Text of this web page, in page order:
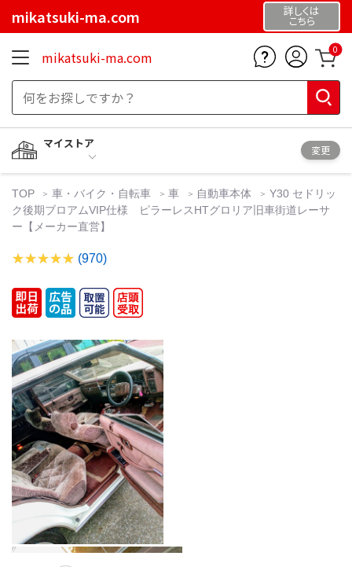
mikatsuki-ma.com 詳しくは
こちら
mikatsuki-ma.com 0
マイストア
変更
TOP 車・バイク・自転車 車 自動車本体
Y30 セドリッ
ク後期ブロアムVIP仕様 ピラーレスHTグロリア旧車街道レーサ
ー【メーカー直営】
(970)